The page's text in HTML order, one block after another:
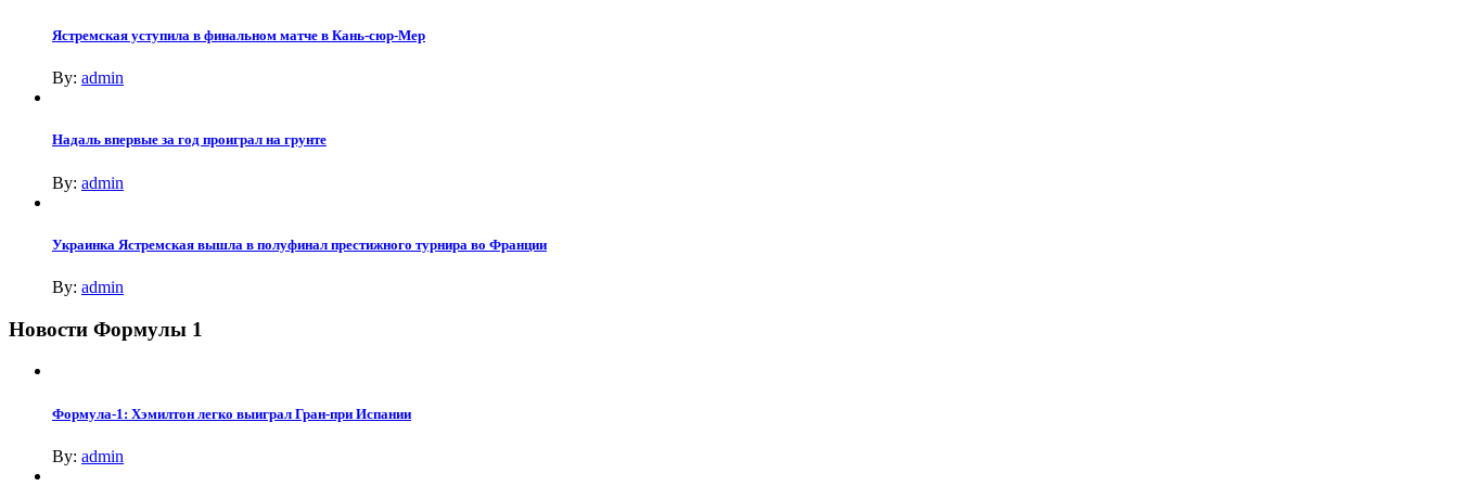
Ястремская уступила в финальном матче в Кань-сюр-Мер
By: admin
Надаль впервые за год проиграл на грунте
By: admin
Украинка Ястремская вышла в полуфинал престижного турнира во Франции
By: admin
Новости Формулы 1
Формула-1: Хэмилтон легко выиграл Гран-при Испании
By: admin